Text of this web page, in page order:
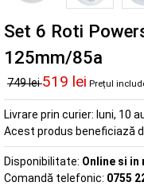
Set 6 Roti
125mm/85a
749 lei519 lei Prețul
Livrare prin curier: luni, 10
Acest produs beneficiază
Disponibilitate: Online si in
Comandă telefonic: 0755